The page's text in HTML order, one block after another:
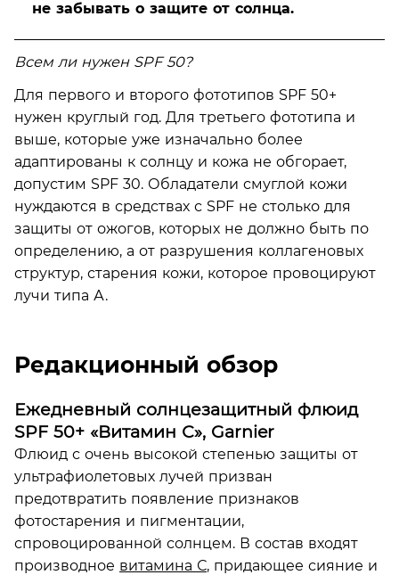
не забывать о защите от солнца.
Всем ли нужен SPF 50?
Для первого и второго фототипов SPF 50+
нужен круглый год. Для третьего фототипа и
выше, которые уже изначально более
адаптированы к солнцу и кожа не обгорает,
допустим SPF 30. Обладатели смуглой кожи
нуждаются в средствах с SPF не столько для
защиты от ожогов, которых не должно быть по
определению, а от разрушения коллагеновых
структур, старения кожи, которое провоцируют
лучи типа А.
Редакционный обзор
Ежедневный солнцезащитный флюид
SPF 50+ «Витамин С», Garnier
Флюид с очень высокой степенью защиты от
ультрафиолетовых лучей призван
предотвратить появление признаков
фотостарения и пигментации,
спровоцированной солнцем. В состав входят
производное витамина С, придающее сияние и